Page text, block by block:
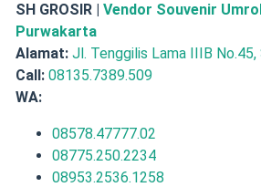
SH GROSIR | Vendor Souvenir
Purwakarta
Alamat: Jl. Tenggilis Lama IIIB No.45,
Call: 08135.7389.509
WA:
08578.47777.02
08775.250.2234
08953.2536.1258